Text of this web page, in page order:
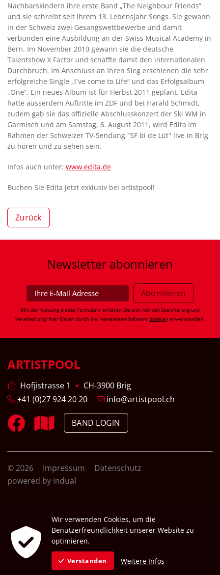
Nachbarskindern ihre erste Band „The Neighbour Friends“
und sie schreibt seit ihrem 13. Lebensjahr Songs. Sie gewann
in der Schweiz zwei Gesangswettbewerbe und damit
verbunden eine Ausbildung an der Swiss Musical Academy in
Bern. Im November 2010 gewann sie die deutsche
Talentshow X Factor und schaffte damit den internationalen
Durchbruch. Im Anschluss an ihren Sieg erschienen die sehr
erfolgreiche Single „I`ve come to Life“ und das Erfolgsalbum
„One“. Ein neues Album ist für Herbst 2011 geplant. Edita
hatte ausserdem Auftritte im ZDF und bei Harald Schmidt,
zudem gab sie das offizielle Abschlusskonzert der Ski WM in
Garmisch und am Samstag, 6. August 2011, wird Edita im
Rahmen der Schweizer TV-Sendung "SF bi de Lüt" live in Brig
zu hören und zu sehen sein.
Infos auch unter: www.edita.de
Buchen Sie Edita jetzt exklusiv bei artistpool!
Zurück
Newsletter abonnieren
Mit der Nutzung dieses Formulars erklären Sie sich mit der Speicherung und
Verarbeitung Ihrer Daten durch die Newsletter-Software dodeley einverstanden.
ARTISTPOOL
Hofjistrasse 1
CH-3900 Brig
+41 (0)27 924 20 20
info@artistpool.ch
BAND LOGIN
© 2026 Impressum
Datenschutz
powered by indual
Wir verwenden Cookies, um die
Benutzerfreundlichkeit unserer Website zu
optimieren.
Verstanden Weitere Infos